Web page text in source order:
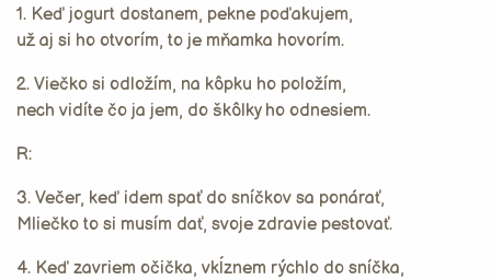
1. Keď jogurt dostanem, pekne poďakujem,
už aj si ho otvorím, to je mňamka hovorím.
2. Viečko si odložím, na kôpku ho položím,
nech vidíte čo ja jem, do škôlky ho odnesiem.
R:
3. Večer, keď idem spať do sníčkov sa ponárať,
Mliečko to si musím dať, svoje zdravie pestovať.
4. Keď zavriem očička, vkĺznem rýchlo do sníčka,